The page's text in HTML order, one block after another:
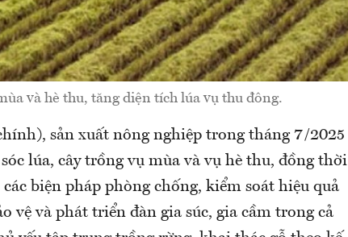
và hè thu, tăng diện tích lúa vụ thu đông.
sản xuất nông nghiệp trong tháng 7/2025
lúa, cây trồng vụ mùa và vụ hè thu, đồng thời
biện pháp phòng chống, kiểm soát hiệu quả
vệ và phát triển đàn gia súc, gia cầm trong cả